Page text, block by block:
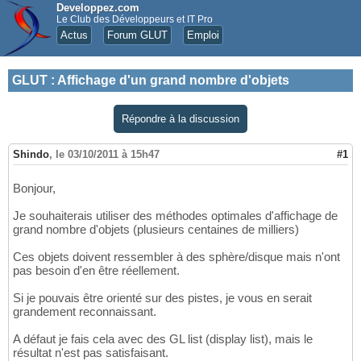
Developpez.com
Le Club des Développeurs et IT Pro
Actus Forum GLUT Emploi
GLUT : Affichage d'un grand nombre d'objets
Répondre à la discussion
Shindo, le 03/10/2011 à 15h47 #1
Bonjour,
Je souhaiterais utiliser des méthodes optimales d'affichage de
grand nombre d'objets (plusieurs centaines de milliers)
Ces objets doivent ressembler à des sphère/disque mais n'ont
pas besoin d'en être réellement.
Si je pouvais être orienté sur des pistes, je vous en serait
grandement reconnaissant.
A défaut je fais cela avec des GL list (display list), mais le
résultat n'est pas satisfaisant.